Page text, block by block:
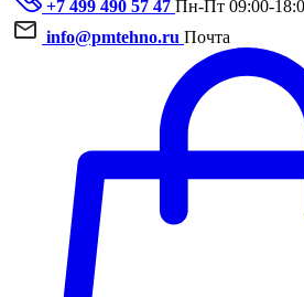
+7 499 490 57 47 Пн-Пт 09:00-
info@pmtehno.ru Почта